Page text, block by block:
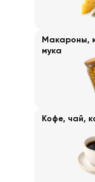
Макароны,
мука
Кофе, чай,